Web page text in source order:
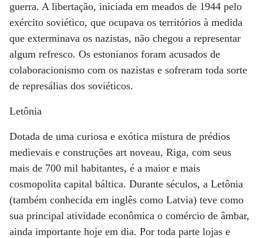
guerra. A libertação, iniciada em meados de 1944 pelo
exército soviético, que ocupava os territórios à medida
que exterminava os nazistas, não chegou a representar
algum refresco. Os estonianos foram acusados de
colaboracionismo com os nazistas e sofreram toda sorte
de represálias dos soviéticos.
Letônia
Dotada de uma curiosa e exótica mistura de prédios
medievais e construções art noveau, Riga, com seus
mais de 700 mil habitantes, é a maior e mais
cosmopolita capital báltica. Durante séculos, a Letônia
(também conhecida em inglês como Latvia) teve como
sua principal atividade econômica o comércio de âmbar,
ainda importante hoje em dia. Por toda parte lojas e